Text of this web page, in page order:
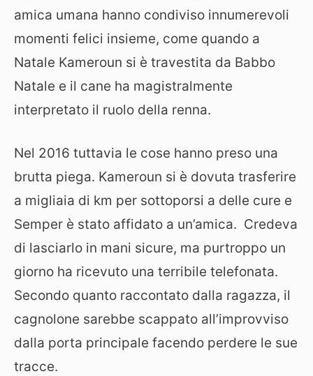
amica umana hanno condiviso innumerevoli
momenti felici insieme, come quando a
Natale Kameroun si è travestita da Babbo
Natale e il cane ha magistralmente
interpretato il ruolo della renna.
Nel 2016 tuttavia le cose hanno preso una
brutta piega. Kameroun si è dovuta trasferire
a migliaia di km per sottoporsi a delle cure e
Semper è stato affidato a un’amica. Credeva
di lasciarlo in mani sicure, ma purtroppo un
giorno ha ricevuto una terribile telefonata.
Secondo quanto raccontato dalla ragazza, il
cagnolone sarebbe scappato all’improvviso
dalla porta principale facendo perdere le sue
tracce.